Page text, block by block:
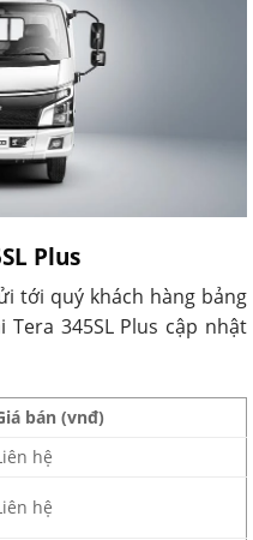
Plus
tới quý khách hàng bảng
345SL Plus cập nhật
bán (vnđ)
hệ
hệ